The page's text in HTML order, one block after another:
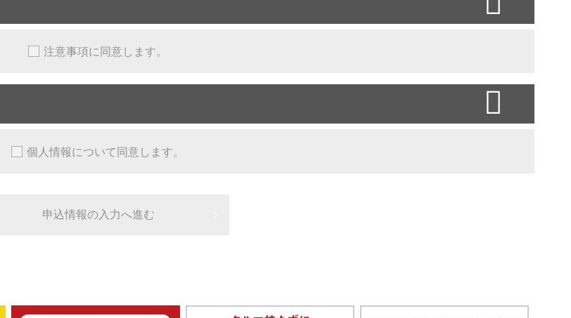
注意事項に同意します。
個人情報について同意します。